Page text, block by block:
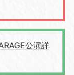
公演詳